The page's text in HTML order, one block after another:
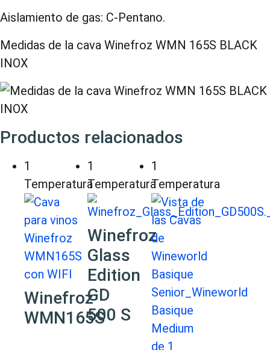
Aislamiento de gas: C-Pentano.
Medidas de la cava Winefroz WMN 165S BLACK
INOX
Productos relacionados
1
Temperatura
Winefroz
WMN165S
1
Temperatura
Winefroz
Glass
Edition
GD
500 S
1
Temperatura